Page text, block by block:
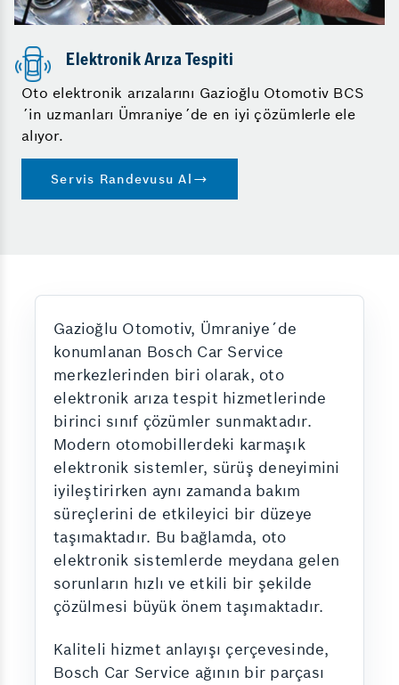
Elektronik Arıza Tespiti
Oto elektronik arızalarını Gazioğlu Otomotiv BCS
´in uzmanları Ümraniye´de en iyi çözümlerle ele
alıyor.
Servis Randevusu Al
Gazioğlu Otomotiv, Ümraniye´de
konumlanan Bosch Car Service
merkezlerinden biri olarak, oto
elektronik arıza tespit hizmetlerinde
birinci sınıf çözümler sunmaktadır.
Modern otomobillerdeki karmaşık
elektronik sistemler, sürüş deneyimini
iyileştirirken aynı zamanda bakım
süreçlerini de etkileyici bir düzeye
taşımaktadır. Bu bağlamda, oto
elektronik sistemlerde meydana gelen
sorunların hızlı ve etkili bir şekilde
çözülmesi büyük önem taşımaktadır.
Kaliteli hizmet anlayışı çerçevesinde,
Bosch Car Service ağının bir parçası